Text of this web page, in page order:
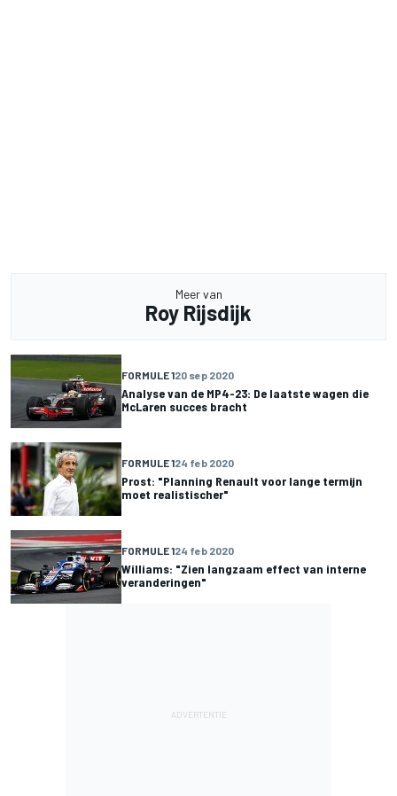
Meer van
Roy Rijsdijk
FORMULE 120 sep 2020
Analyse van de MP4-23: De laatste wagen die
McLaren succes bracht
FORMULE 124 feb 2020
Prost: "Planning Renault voor lange termijn
moet realistischer"
FORMULE 124 feb 2020
Williams: "Zien langzaam effect van interne
veranderingen"